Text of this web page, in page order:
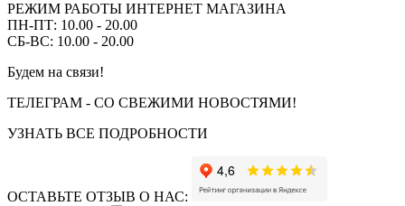
РЕЖИМ РАБОТЫ ИНТЕРНЕТ МАГАЗИНА
ПН-ПТ: 10.00 - 20.00
СБ-ВС: 10.00 - 20.00
Будем на связи!
ТЕЛЕГРАМ - СО СВЕЖИМИ НОВОСТЯМИ!
УЗНАТЬ ВСЕ ПОДРОБНОСТИ
ОСТАВЬТЕ ОТЗЫВ О НАС: